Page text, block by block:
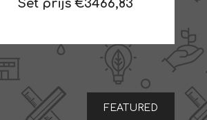
en 150 liter
Set prijs €3466,83
FEATURED